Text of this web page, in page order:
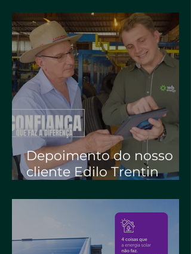
Depoimento do nosso
cliente Edilo Trentin
Recapagens) | WB